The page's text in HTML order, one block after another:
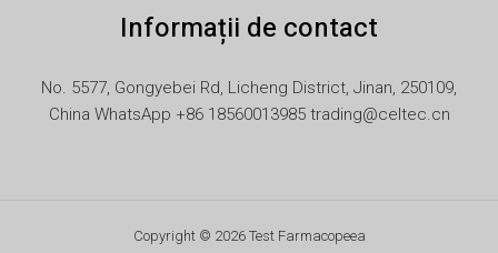
Informații de contact
No. 5577, Gongyebei Rd, Licheng District, Jinan, 250109,
China WhatsApp +86 18560013985 trading@celtec.cn
Copyright © 2026 Test Farmacopeea
DE